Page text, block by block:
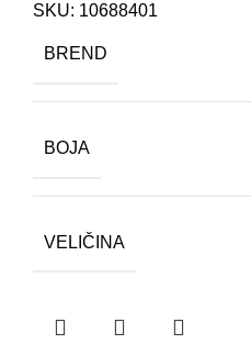
SKU: 10688401
BREND
BOJA
VELIČINA